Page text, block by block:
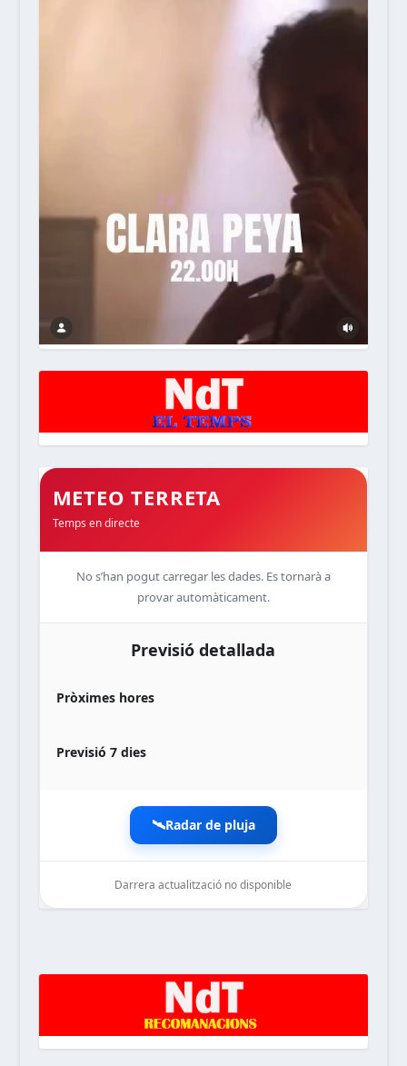
METEO TERRETA
Temps en directe
No s’han pogut carregar les dades. Es tornarà a
provar automàticament.
Previsió detallada
Pròximes hores
Previsió 7 dies
🛰️Radar de pluja
Darrera actualització no disponible